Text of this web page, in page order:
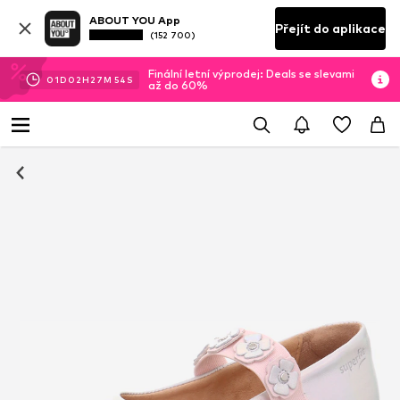
ABOUT YOU App
(152 700) Přejít do aplikace
01D 02H 27M 54 S
Finální letní výprodej: Deals se slevami
až do 60%